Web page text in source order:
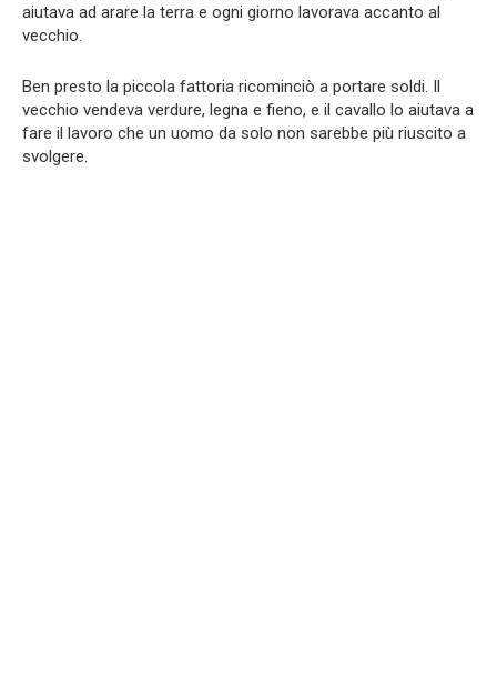
aiutava ad arare la terra e ogni giorno lavorava accanto al
vecchio.
Ben presto la piccola fattoria ricominciò a portare soldi. Il
vecchio vendeva verdure, legna e fieno, e il cavallo lo aiutava a
fare il lavoro che un uomo da solo non sarebbe più riuscito a
svolgere.